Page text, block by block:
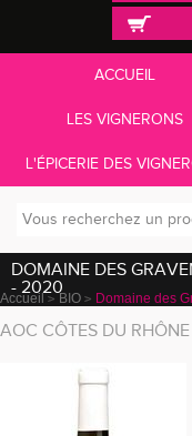
ACCUEIL
LES VIGNERONS
L'ÉPICERIE DES
Accueil BIO Domaine des
DOMAINE DES
- 2020
AOC CÔTES DU RHÔNE